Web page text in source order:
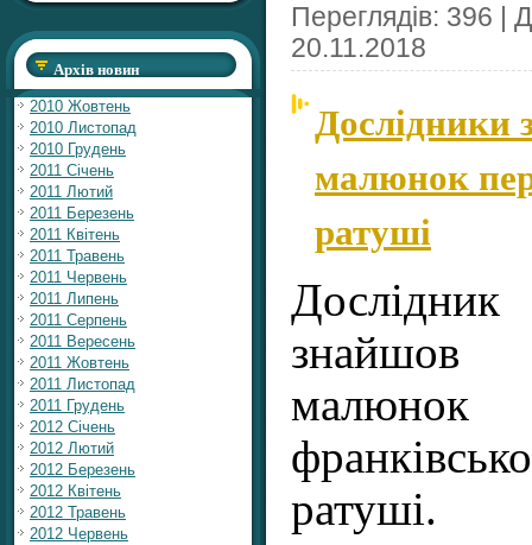
Архів новин
2010 Жовтень
2010 Листопад
2010 Грудень
2011 Січень
2011 Лютий
2011 Березень
2011 Квітень
2011 Травень
2011 Червень
2011 Липень
2011 Серпень
2011 Вересень
2011 Жовтень
2011 Листопад
2011 Грудень
2012 Січень
2012 Лютий
2012 Березень
2012 Квітень
2012 Травень
2012 Червень
Переглядів: 396 |
20.11.2018
Дослідники
малюнок
ратуші
ратуші.